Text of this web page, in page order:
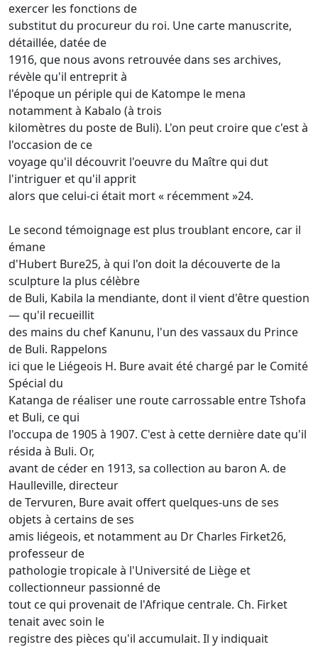
exercer les fonctions de
substitut du procureur du roi. Une carte manuscrite,
détaillée, datée de
1916, que nous avons retrouvée dans ses archives,
révèle qu'il entreprit à
l'époque un périple qui de Katompe le mena
notamment à Kabalo (à trois
kilomètres du poste de Buli). L'on peut croire que c'est à
l'occasion de ce
voyage qu'il découvrit l'oeuvre du Maître qui dut
l'intriguer et qu'il apprit
alors que celui-ci était mort « récemment »24.
Le second témoignage est plus troublant encore, car il
émane
d'Hubert Bure25, à qui l'on doit la découverte de la
sculpture la plus célèbre
de Buli, Kabila la mendiante, dont il vient d'être question
— qu'il recueillit
des mains du chef Kanunu, l'un des vassaux du Prince
de Buli. Rappelons
ici que le Liégeois H. Bure avait été chargé par le Comité
Spécial du
Katanga de réaliser une route carrossable entre Tshofa
et Buli, ce qui
l'occupa de 1905 à 1907. C'est à cette dernière date qu'il
résida à Buli. Or,
avant de céder en 1913, sa collection au baron A. de
Haulleville, directeur
de Tervuren, Bure avait offert quelques-uns de ses
objets à certains de ses
amis liégeois, et notamment au Dr Charles Firket26,
professeur de
pathologie tropicale à l'Université de Liège et
collectionneur passionné de
tout ce qui provenait de l'Afrique centrale. Ch. Firket
tenait avec soin le
registre des pièces qu'il accumulait. Il y indiquait